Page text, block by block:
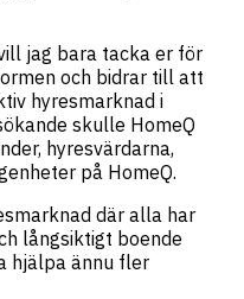
jag bara tacka er för
och bidrar till att
hyresmarknad i
skulle HomeQ
hyresvärdarna,
på HomeQ.
där alla har
långsiktigt boende
hjälpa ännu fler